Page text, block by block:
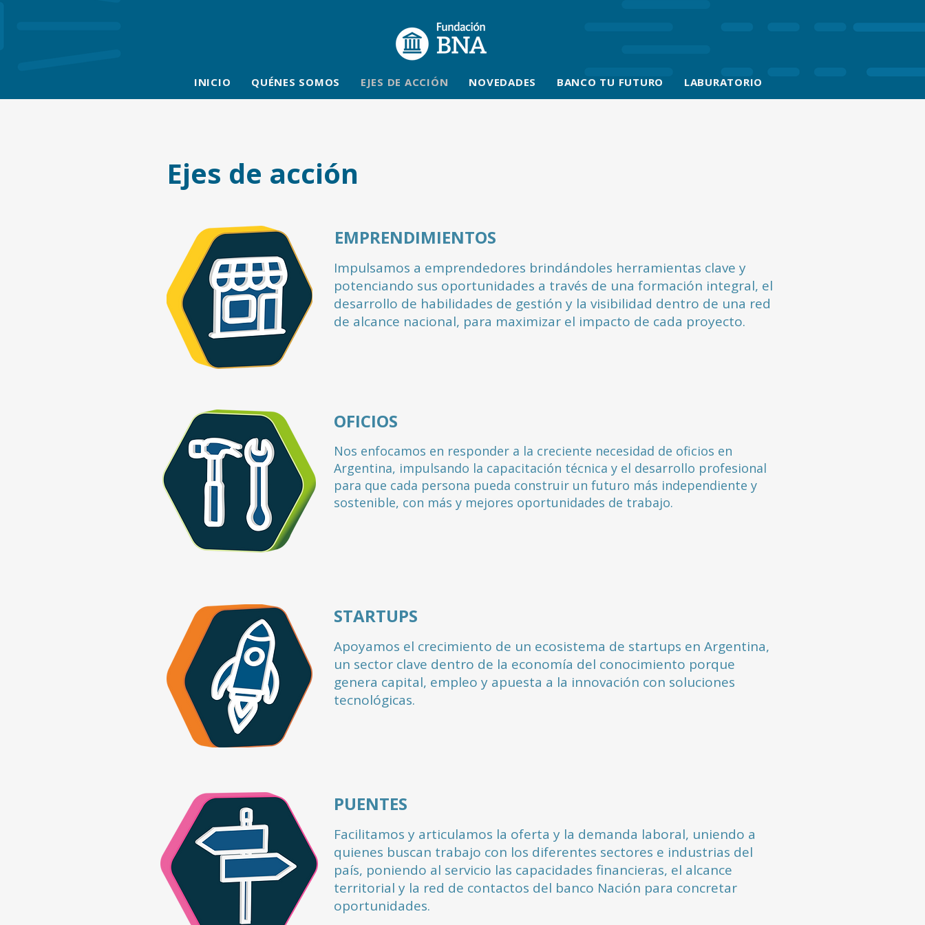
INICIO QUÉNES SOMOS EJES DE ACCIÓN NOVEDADES BANCO TU FUTURO LABURATORIO
Ejes de acción
EMPRENDIMIENTOS
Impulsamos a emprendedores brindándoles herramientas clave y
potenciando sus oportunidades a través de una formación integral, el
desarrollo de habilidades de gestión y la visibilidad dentro de una red
de alcance nacional, para maximizar el impacto de cada proyecto.
OFICIOS
Nos enfocamos en responder a la creciente necesidad de oficios en
Argentina, impulsando la capacitación técnica y el desarrollo profesional
para que cada persona pueda construir un futuro más independiente y
sostenible, con más y mejores oportunidades de trabajo.
STARTUPS
Apoyamos el crecimiento de un ecosistema de startups en Argentina,
un sector clave dentro de la economía del conocimiento porque
genera capital, empleo y apuesta a la innovación con soluciones
tecnológicas.
PUENTES
Facilitamos y articulamos la oferta y la demanda laboral, uniendo a
quienes buscan trabajo con los diferentes sectores e industrias del
país, poniendo al servicio las capacidades financieras, el alcance
territorial y la red de contactos del banco Nación para concretar
oportunidades.